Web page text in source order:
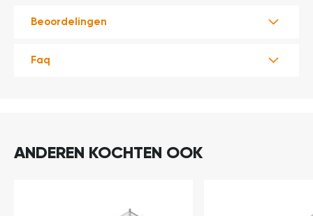
Beoordelingen
Faq
ANDEREN KOCHTEN OOK